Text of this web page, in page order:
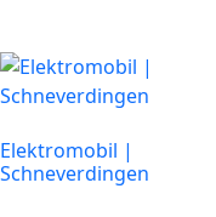
Elektromobil |
Schneverdingen